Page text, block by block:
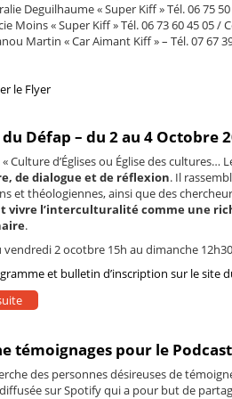
Deguilhaume « Super Kiff » Tél. 06 75
Moins « Super Kiff » Tél. 06 73 60 45 05 /
Martin « Car Aimant Kiff » – Tél. 07 67
le Flyer
Défap – du 2 au 4 Octobre
Culture d’Églises ou Église des cultures…
de dialogue et de réflexion. Il
et théologiennes, ainsi que des
vivre l’interculturalité comme une
.
vendredi 2 ocotbre 15h au dimanche
et bulletin d’inscription sur le site
témoignages pour le
des personnes désireuses de
sur Spotify qui a pour but de